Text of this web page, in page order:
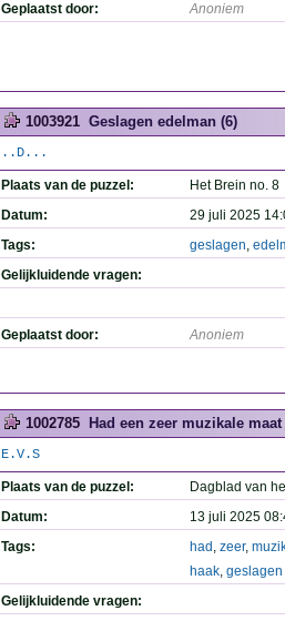
Geplaatst door: Anoniem
1003921 Geslagen edelman (6)
..D...
Plaats van de puzzel:
Het Brein no. 8
Datum:
29 juli 2025
Tags:
geslagen,
Gelijkluidende vragen:
Geplaatst door: Anoniem
1002785 Had een zeer muzikale
E.V.S
Plaats van de puzzel:
Dagblad van
Datum:
13 juli 2025
Tags:
had , zeer,
haak, geslagen
Gelijkluidende vragen: